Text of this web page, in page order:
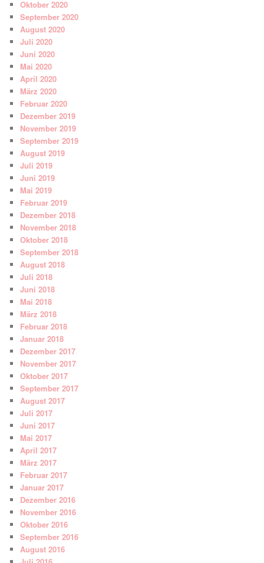
Oktober 2020
September 2020
August 2020
Juli 2020
Juni 2020
Mai 2020
April 2020
März 2020
Februar 2020
Dezember 2019
November 2019
September 2019
August 2019
Juli 2019
Juni 2019
Mai 2019
Februar 2019
Dezember 2018
November 2018
Oktober 2018
September 2018
August 2018
Juli 2018
Juni 2018
Mai 2018
März 2018
Februar 2018
Januar 2018
Dezember 2017
November 2017
Oktober 2017
September 2017
August 2017
Juli 2017
Juni 2017
Mai 2017
April 2017
März 2017
Februar 2017
Januar 2017
Dezember 2016
November 2016
Oktober 2016
September 2016
August 2016